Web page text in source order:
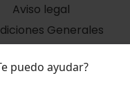
Aviso legal
Generales
puedo ayudar?